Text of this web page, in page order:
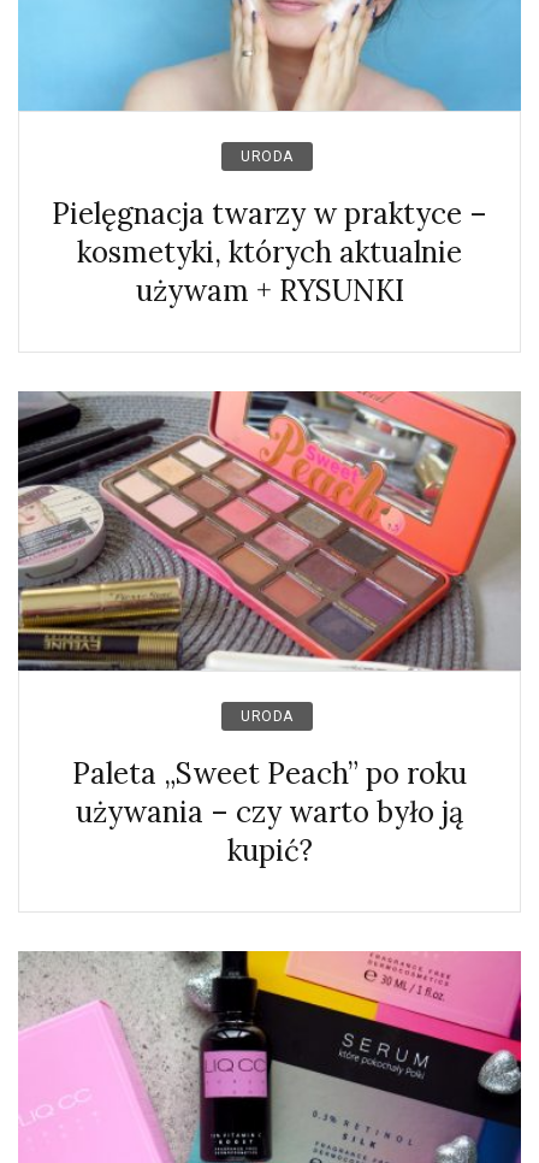
URODA
Pielęgnacja twarzy w praktyce –
kosmetyki, których aktualnie
używam + RYSUNKI
URODA
Paleta „Sweet Peach” po roku
używania – czy warto było ją
kupić?